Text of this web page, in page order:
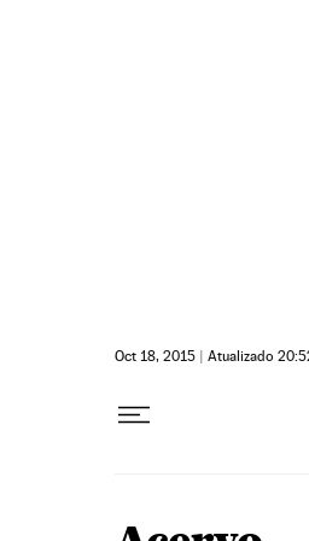
Oct 18, 2015 | Atualizado